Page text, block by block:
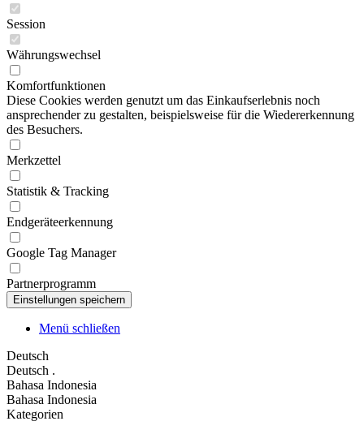
Session
Währungswechsel
Komfortfunktionen
Diese Cookies werden genutzt um das Einkaufserlebnis noch
ansprechender zu gestalten, beispielsweise für die Wiedererkennung
des Besuchers.
Merkzettel
Statistik & Tracking
Endgeräteerkennung
Google Tag Manager
Partnerprogramm
Menü schließen
Deutsch
Deutsch .
Bahasa Indonesia
Bahasa Indonesia
Kategorien